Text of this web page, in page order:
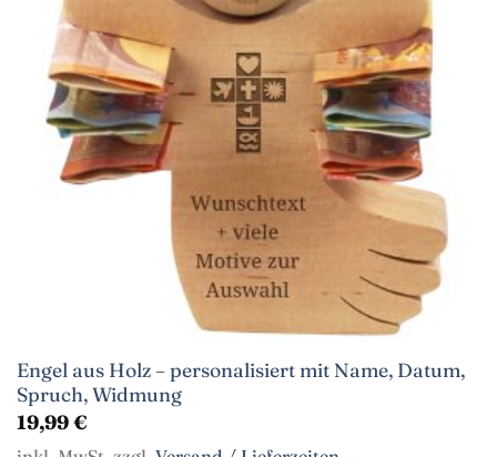
Engel aus Holz – personalisiert mit Name, Datum,
Spruch, Widmung
19,99€